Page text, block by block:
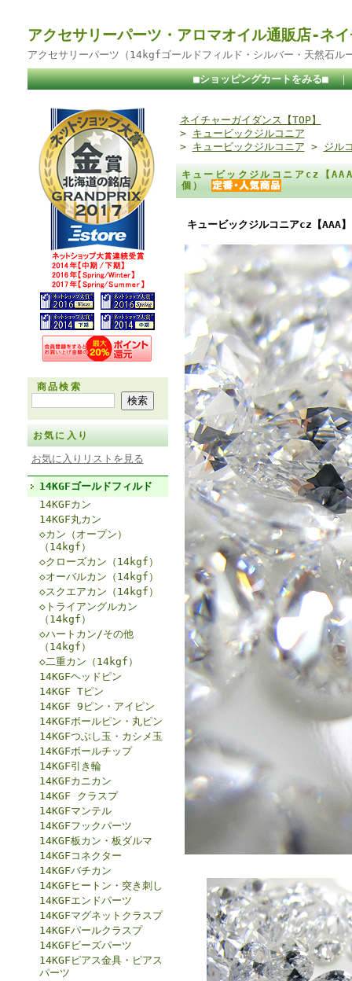
アクセサリーパーツ・アロマオイル通販店-ネ
アクセサリーパーツ（14kgfゴールドフィルド・シルバー・天然石ル
■ショッピングカートをみる■
商品検索
お気に入り
お気に入りリストを見る
14KGFゴールドフィルド
14KGFカン
14KGF丸カン
◇カン（オープン）
（14kgf）
◇クローズカン（14kgf）
◇オーバルカン（14kgf）
◇スクエアカン（14kgf）
◇トライアングルカン
（14kgf）
◇ハートカン/その他
（14kgf）
◇二重カン（14kgf）
14KGFヘッドピン
14KGF Tピン
14KGF 9ピン・アイピン
14KGFボールピン・丸ピン
14KGFつぶし玉・カシメ玉
14KGFボールチップ
14KGF引き輪
14KGFカニカン
14KGF クラスプ
14KGFマンテル
14KGFフックパーツ
14KGF板カン・板ダルマ
14KGFコネクター
14KGFバチカン
14KGFヒートン・突き刺し
14KGFエンドパーツ
14KGFマグネットクラスプ
14KGFパールクラスプ
14KGFビーズパーツ
14KGFピアス金具・ピアス
パーツ
ネイチャーガイダンス【TOP】
> キュービックジルコニア
> キュービックジルコニア > ジル
キュービックジルコニアcz【
個）
キュービックジルコニアcz【AAA